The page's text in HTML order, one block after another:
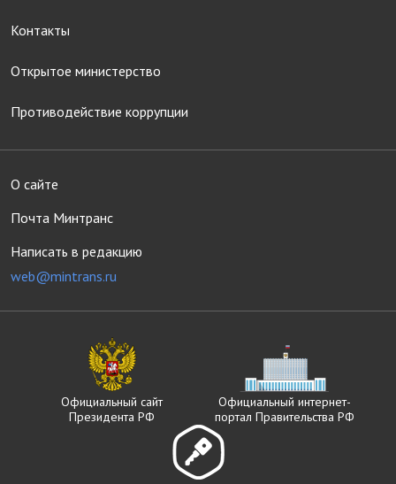
Контакты
Открытое министерство
Противодействие коррупции
О сайте
Почта Минтранс
Написать в редакцию
web@mintrans.ru
Официальный сайт
Президента РФ
Официальный интернет-
портал Правительства РФ